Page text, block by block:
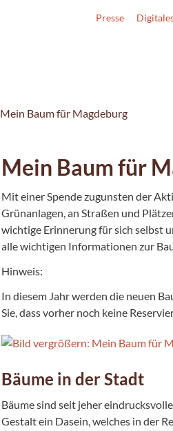
Presse
Mein Baum für Magdeburg
Mein Baum für
Mit einer Spende zugunsten der
Grünanlagen, an Straßen und
wichtige Erinnerung für sich selbst
alle wichtigen Informationen zur
Hinweis:
In diesem Jahr werden die neuen
Sie, dass vorher noch keine
Bäume in der Stadt
Bäume sind seit jeher
Gestalt ein Dasein, welches in der